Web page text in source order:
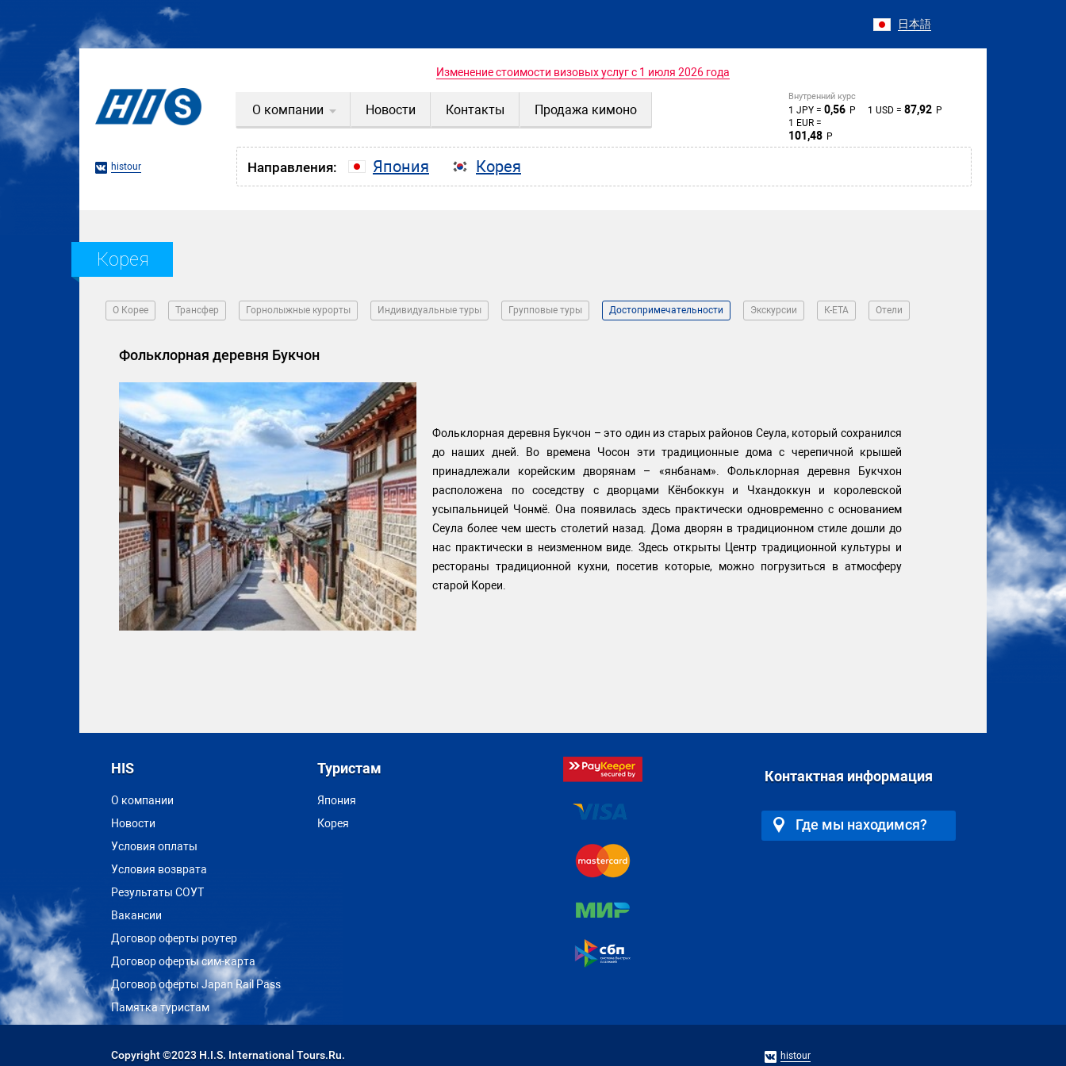
日本語
Изменение стоимости визовых услуг с 1 июля 2026 года
О компании Новости Контакты Продажа кимоно
Внутренний курс
1 JPY = 0,56 Р 1 USD = 87,92 Р
1 EUR =
101,48 Р
histour Направления: Япония Корея
Корея
О Корее Трансфер Горнолыжные курорты Индивидуальные туры Групповые туры Достопримечательности Экскурсии К-ЕТА Отели
Фольклорная деревня Букчон
Фольклорная деревня Букчон – это один из старых районов Сеула, который сохранился
до наших дней. Во времена Чосон эти традиционные дома с черепичной крышей
принадлежали корейским дворянам – «янбанам». Фольклорная деревня Букчхон
расположена по соседству с дворцами Кёнбоккун и Чхандоккун и королевской
усыпальницей Чонмё. Она появилась здесь практически одновременно с основанием
Сеула более чем шесть столетий назад. Дома дворян в традиционном стиле дошли до
нас практически в неизменном виде. Здесь открыты Центр традиционной культуры и
рестораны традиционной кухни, посетив которые, можно погрузиться в атмосферу
старой Кореи.
HIS
О компании
Новости
Условия оплаты
Условия возврата
Результаты СОУТ
Вакансии
Договор оферты роутер
Договор оферты сим-карта
Договор оферты Japan Rail Pass
Памятка туристам
Туристам
Япония
Корея
Контактная информация
Где мы находимся?
Copyright ©2023 H.I.S. International Tours.Ru.
histour